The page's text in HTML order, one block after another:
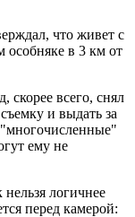
что живет с
особняке в 3 км от
всего, снял
и выдать за
ему не
нельзя логичнее
перед камерой: